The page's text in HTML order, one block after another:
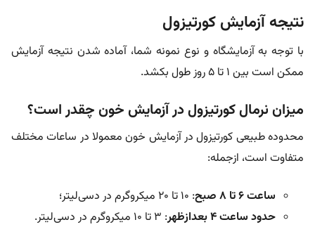
نتیجه آزمایش کورتیزول
با توجه به آزمایشگاه و نوع نمونه شما، آماده شدن نتیجه آزمایش
ممکن است بین ۱ تا ۵ روز طول بکشد.
میزان نرمال کورتیزول در آزمایش خون چقدر است؟
محدوده طبیعی کورتیزول در آزمایش خون معمولا در ساعات مختلف
متفاوت است، ازجمله:
ساعت۶تا ۸ صبح: ۱۰ تا ۲۰ میکروگرم در دسی‌لیتر؛
حدود ساعت۴بعدازظهر: ۳ تا ۱۰ میکروگرم در دسی‌لیتر.